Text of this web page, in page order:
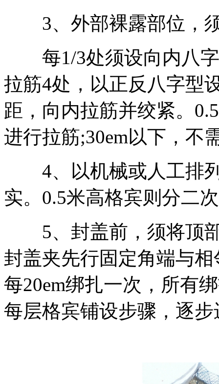
3、外部裸露部位，须
每1/3处须设向内八字
拉筋4处，以正反八字型
距，向内拉筋并绞紧。
进行拉筋;30em以下，不
4、以机械或人工排列
实。0.5米高格宾则分二
5、封盖前，须将顶部
封盖夹先行固定角端与
每20em绑扎一次，所有
每层格宾铺设步骤，逐